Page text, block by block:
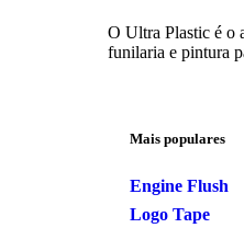
O Ultra Plastic é o
funilaria e pintura
Mais populares
Engine Flush
Logo Tape